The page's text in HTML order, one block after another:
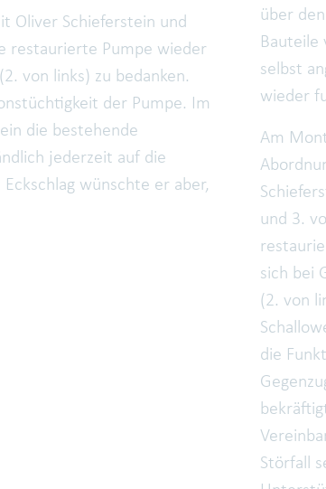
Oliver Schieferstein und
restaurierte Pumpe wieder
von links) zu bedanken.
der Pumpe. Im
die bestehende
jederzeit auf die
wünschte er aber,
über
Bauteile
selbst
wieder
Am
und 3.
sich bei
(2. von
die
Störfall